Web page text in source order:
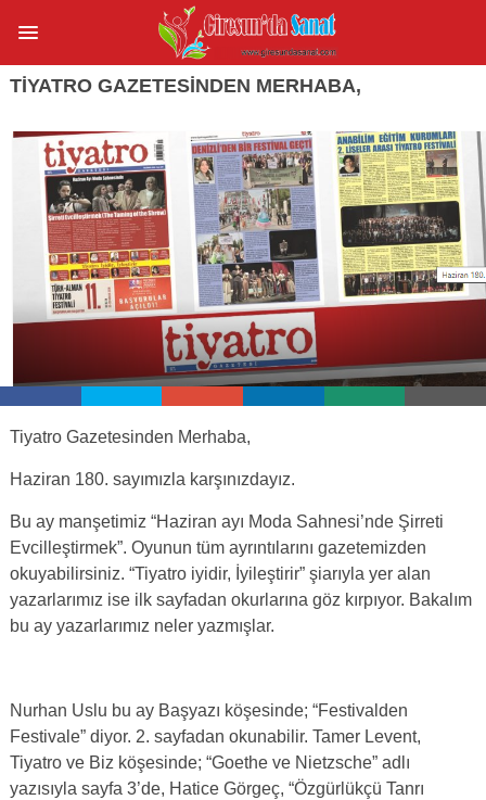
TIYATRO GAZETESINDEN MERHABA,
Tiyatro Gazetesinden Merhaba,
Haziran 180. sayımızla karşınızdayız.
Bu ay manşetimiz “Haziran ayı Moda Sahnesi’nde Şirreti
Evcilleştirmek”. Oyunun tüm ayrıntılarını gazetemizden
okuyabilirsiniz. “Tiyatro iyidir, İyileştirir” şiarıyla yer alan
yazarlarımız ise ilk sayfadan okurlarına göz kırpıyor. Bakalım
bu ay yazarlarımız neler yazmışlar.
Nurhan Uslu bu ay Başyazı köşesinde; “Festivalden
Festivale” diyor. 2. sayfadan okunabilir. Tamer Levent,
Tiyatro ve Biz köşesinde; “Goethe ve Nietzsche” adlı
yazısıyla sayfa 3’de, Hatice Görgeç, “Özgürlükçü Tanrı